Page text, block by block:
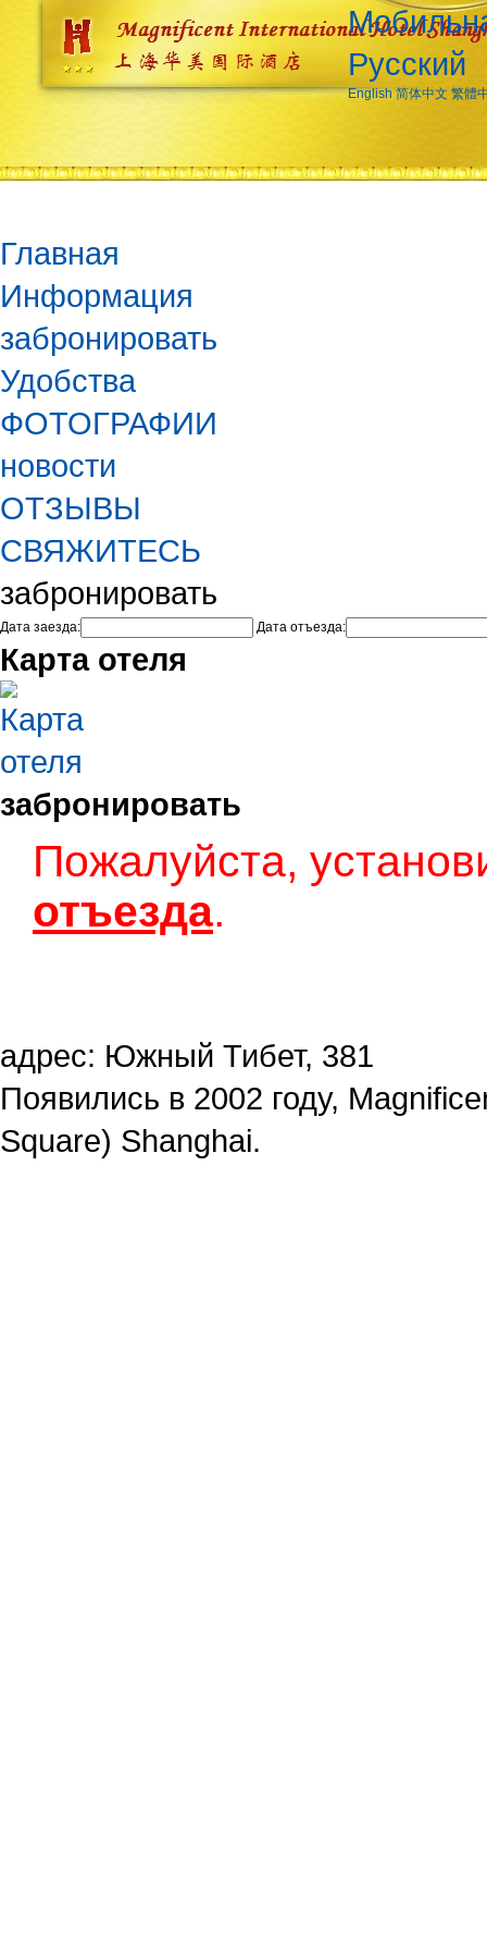
Русский
English 简体中文 繁體
Главная
Информация
забронировать
Удобства
ФОТОГРАФИИ
новости
ОТЗЫВЫ
СВЯЖИТЕСЬ
забронировать
Дата заезда: Дата отъезда:
Карта отеля
забронировать
Пожалуйста,
отъезда.
адрес: Южный Тибет, 381
Появились в 2002 году,
Square) Shanghai.